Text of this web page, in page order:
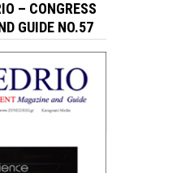
– CONGRESS
GUIDE NO.57